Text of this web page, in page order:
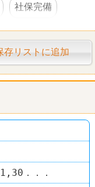
社保完備
型自由
存リストに追加
．．．